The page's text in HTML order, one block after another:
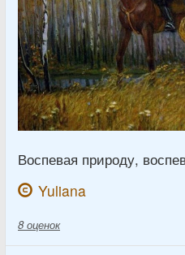
Воспевая природу,
Yuliana
8 оценок